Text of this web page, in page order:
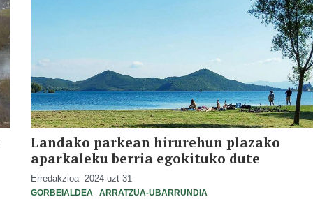
Landako parkean hirurehun plazako
aparkaleku berria egokituko dute
Erredakzioa 2024 uzt 31
GORBEIALDEA ARRATZUA-UBARRUNDIA